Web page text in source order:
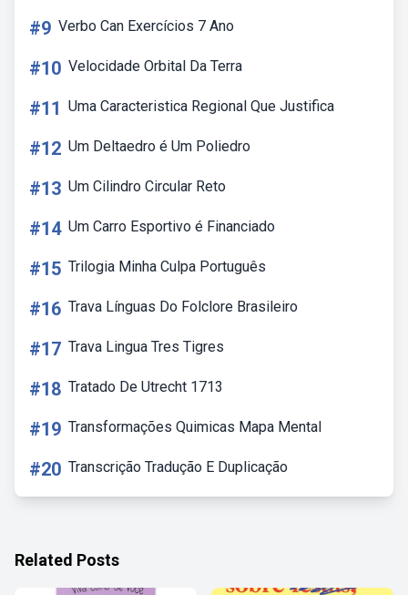
#9 Verbo Can Exercícios 7 Ano
#10 Velocidade Orbital Da Terra
#11 Uma Caracteristica Regional Que Justifica
#12 Um Deltaedro é Um Poliedro
#13 Um Cilindro Circular Reto
#14 Um Carro Esportivo é Financiado
#15 Trilogia Minha Culpa Português
#16 Trava Línguas Do Folclore Brasileiro
#17 Trava Lingua Tres Tigres
#18 Tratado De Utrecht 1713
#19 Transformações Quimicas Mapa Mental
#20 Transcrição Tradução E Duplicação
Related Posts